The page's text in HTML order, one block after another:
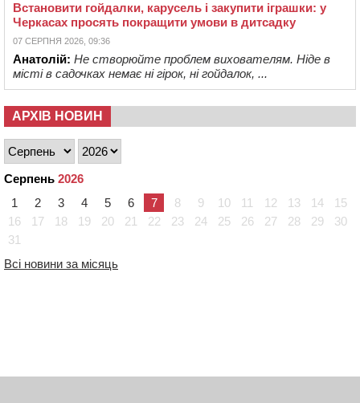
Встановити гойдалки, карусель і закупити іграшки: у
Черкасах просять покращити умови в дитсадку
07 СЕРПНЯ 2026, 09:36
Анатолій: Не створюйте проблем вихователям. Ніде в
місті в садочках немає ні гірок, ні гойдалок, ...
АРХІВ НОВИН
Серпень 2026
1
2 3 4 5 6 7 8 9 10 11 12 13 14
15
16
17 18 19 20 21 22 23 24 25 26 27 28 29
30
31
Всі новини за місяць